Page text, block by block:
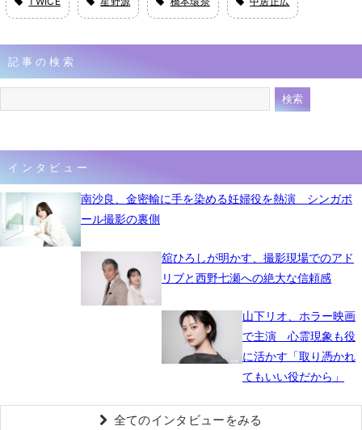
記事の検索
インタビュー
南沙良、金密輸に手を染める妊婦役を熱演 シンガポ
ール撮影の裏側
舘ひろしが明かす、撮影現場でのアド
リブと西野七瀬への絶大な信頼感
山下リオ、ホラー映画
で主演 心霊現象も役
に活かす「取り憑かれ
てもいい役だから」
全てのインタビューをみる